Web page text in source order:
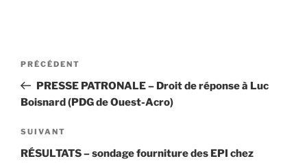
Navigation
l’article
Article
précédent
PRÉCÉDENT
PRESSE PATRONALE – Droit de réponse à Luc
Boisnard (PDG de Ouest-Acro)
Article
suivant
SUIVANT
RÉSULTATS – sondage fourniture des EPI chez